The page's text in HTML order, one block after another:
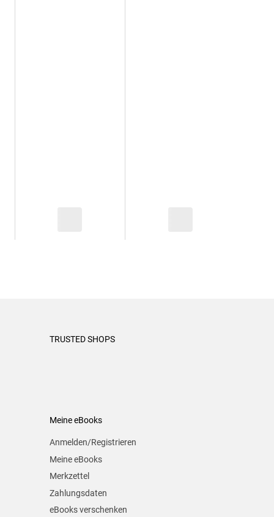
TRUSTED SHOPS
Meine eBooks
Anmelden/Registrieren
Meine eBooks
Merkzettel
Zahlungsdaten
eBooks verschenken